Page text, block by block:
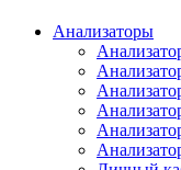
Анализаторы